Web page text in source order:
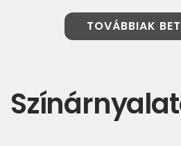
TOVÁBBIAK